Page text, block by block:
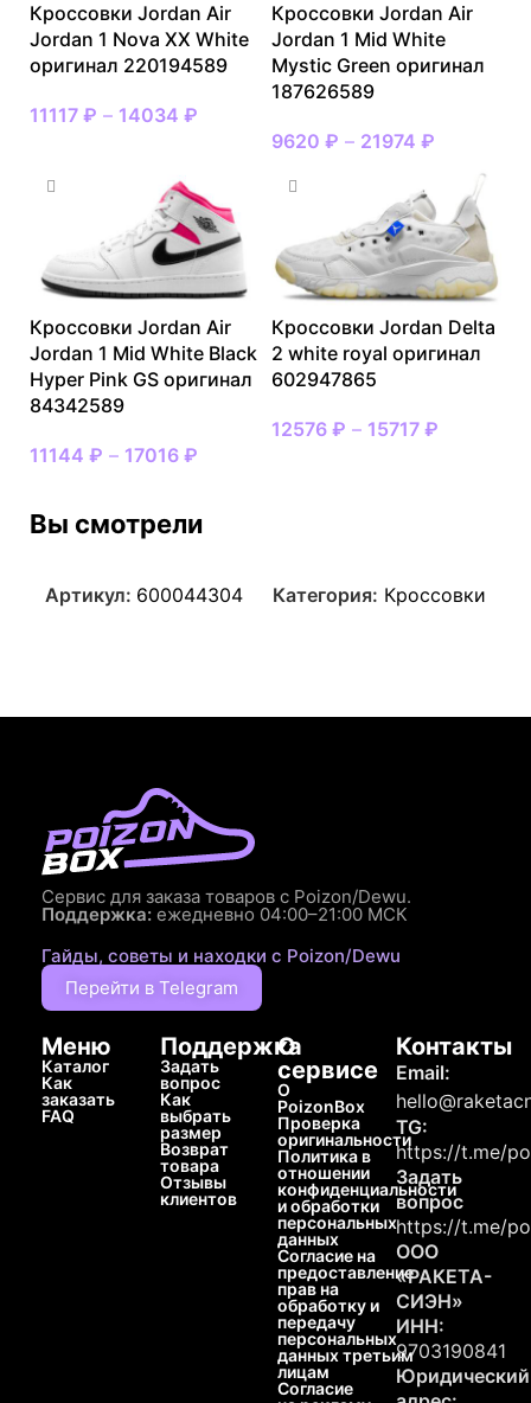
Кроссовки Jordan Air
Jordan 1 Nova XX White
оригинал 220194589
11117 ₽ – 14034 ₽
Кроссовки Jordan Air
Jordan 1 Mid White
Mystic Green оригинал
187626589
9620 ₽ – 21974 ₽
Кроссовки Jordan Air
Jordan 1 Mid White Black
Hyper Pink GS оригинал
84342589
11144 ₽ – 17016 ₽
Кроссовки Jordan Delta
2 white royal оригинал
602947865
12576 ₽ – 15717 ₽
Вы смотрели
Артикул: 600044304 Категория: Кроссовки
Сервис для заказа товаров с Poizon/Dewu.
Поддержка: ежедневно 04:00–21:00 МСК
Гайды, советы и находки с Poizon/Dewu
Перейти в Telegram
Меню
Каталог
Как
заказать
FAQ
Поддержка
Задать
вопрос
Как
выбрать
размер
Возврат
товара
Отзывы
клиентов
О
сервисе
О
PoizonBox
Проверка
оригинальности
Политика в
отношении
конфиденциальности
и обработки
персональных
данных
Согласие на
предоставление
прав на
обработку и
передачу
персональных
данных третьим
лицам
Согласие
Контакты
Email:
TG:
https://t.me/
Задать
вопрос
https://t.me/
ООО
«РАКЕТА-
СИЭН»
ИНН:
9703190841
Юридический